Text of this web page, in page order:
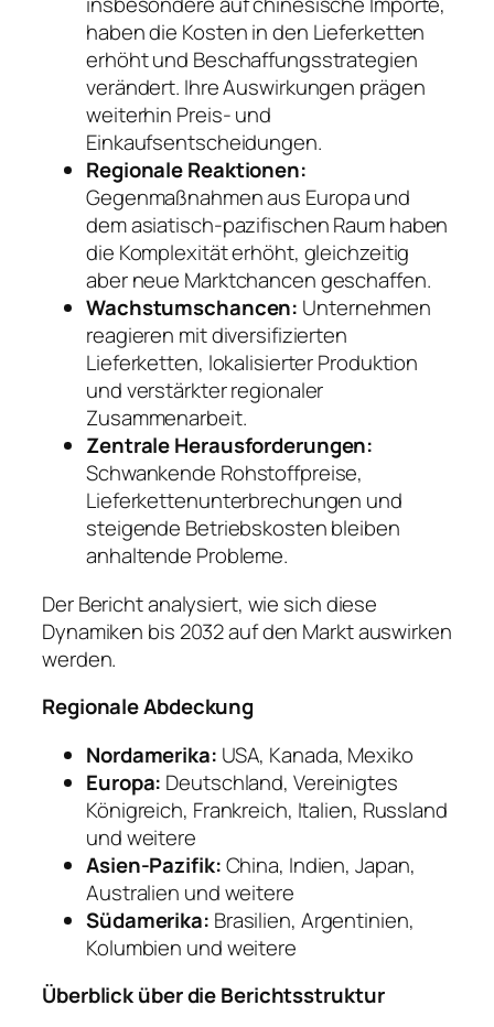
haben die Kosten in den Lieferketten
erhöht und Beschaffungsstrategien
verändert. Ihre Auswirkungen prägen
weiterhin Preis- und
Einkaufsentscheidungen.
Regionale Reaktionen:
Gegenmaßnahmen aus Europa und
dem asiatisch-pazifischen Raum haben
die Komplexität erhöht, gleichzeitig
aber neue Marktchancen geschaffen.
Wachstumschancen: Unternehmen
reagieren mit diversifizierten
Lieferketten, lokalisierter Produktion
und verstärkter regionaler
Zusammenarbeit.
Zentrale Herausforderungen:
Schwankende Rohstoffpreise,
Lieferkettenunterbrechungen und
steigende Betriebskosten bleiben
anhaltende Probleme.
Der Bericht analysiert, wie sich diese
Dynamiken bis 2032 auf den Markt auswirken
werden.
Regionale Abdeckung
Nordamerika: USA, Kanada, Mexiko
Europa: Deutschland, Vereinigtes
Königreich, Frankreich, Italien, Russland
und weitere
Asien-Pazifik:China, Indien, Japan,
Australien und weitere
Südamerika: Brasilien, Argentinien,
Kolumbien und weitere
Überblick über die Berichtsstruktur